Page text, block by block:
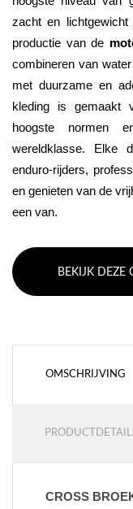
zacht en
productie van de
combineren van
met duurzame en
kleding is gemaakt
hoogste normen
wereldklasse. Elke
enduro-rijders,
en genieten van de
een van.
BEKIJK DEZE
OMSCHRIJVING
CROSS